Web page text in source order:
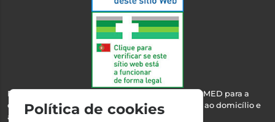
Esta farmácia encontra-se autorizada pelo INFARMED para a
dispensa de medicamentos e produtos de saúde ao domicílio e
através da internet.
Política de cookies